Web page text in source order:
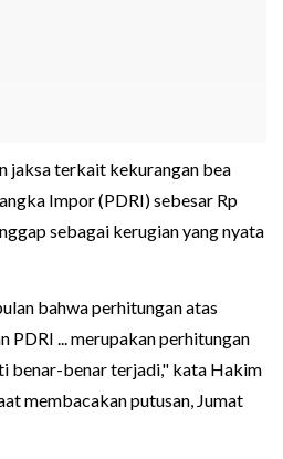
jaksa terkait kekurangan bea
Impor (PDRI) sebesar Rp
sebagai kerugian yang nyata
bahwa perhitungan atas
PDRI ... merupakan perhitungan
benar-benar terjadi," kata Hakim
membacakan putusan, Jumat